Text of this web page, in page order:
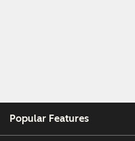
Popular Features